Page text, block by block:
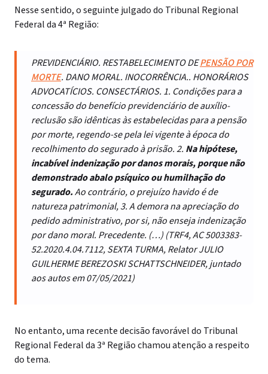
Nesse sentido, o seguinte julgado do Tribunal Regional
Federal da 4ª Região:
PREVIDENCIÁRIO. RESTABELECIMENTO DEPENSÃO POR
MORTE. DANO MORAL. INOCORRÊNCIA.. HONORÁRIOS
ADVOCATÍCIOS. CONSECTÁRIOS. 1. Condições para a
concessão do benefício previdenciário de auxílio-
reclusão são idênticas às estabelecidas para a pensão
por morte, regendo-se pela lei vigente à época do
recolhimento do segurado à prisão. 2. Na hipótese,
incabível indenização por danos morais, porque não
demonstrado abalo psíquico ou humilhação do
segurado.Ao contrário, o prejuízo havido é de
natureza patrimonial, 3. A demora na apreciação do
pedido administrativo, por si, não enseja indenização
por dano moral. Precedente. (…) (TRF4, AC 5003383-
52.2020.4.04.7112, SEXTA TURMA, Relator JULIO
GUILHERME BEREZOSKI SCHATTSCHNEIDER, juntado
aos autos em 07/05/2021)
No entanto, uma recente decisão favorável do Tribunal
Regional Federal da 3ª Região chamou atenção a respeito
do tema.